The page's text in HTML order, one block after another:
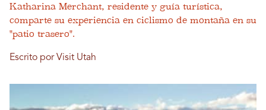
Katharina Merchant, residente y guía turística,
comparte su experiencia en ciclismo de montaña en su
"patio trasero".
Escrito por Visit Utah